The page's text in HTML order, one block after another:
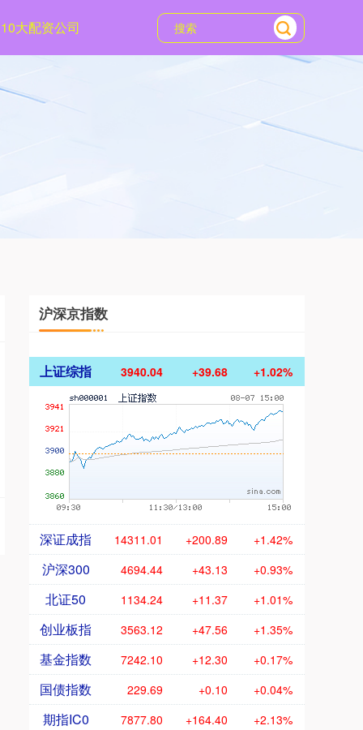
10大配资公司
沪深京指数
上证综指 3940.04 +39.68 +1.02%
深证成指 14311.01 +200.89 +1.42%
沪深300 4694.44 +43.13 +0.93%
北证50 1134.24 +11.37 +1.01%
创业板指 3563.12 +47.56 +1.35%
基金指数 7242.10 +12.30 +0.17%
国债指数 229.69 +0.10 +0.04%
期指IC0 7877.80 +164.40 +2.13%